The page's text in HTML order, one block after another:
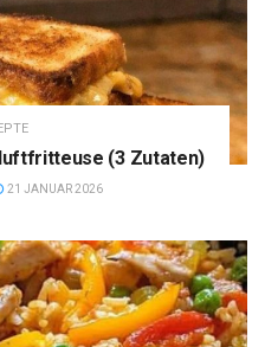
(3 Zutaten)
21 JANUAR 2026